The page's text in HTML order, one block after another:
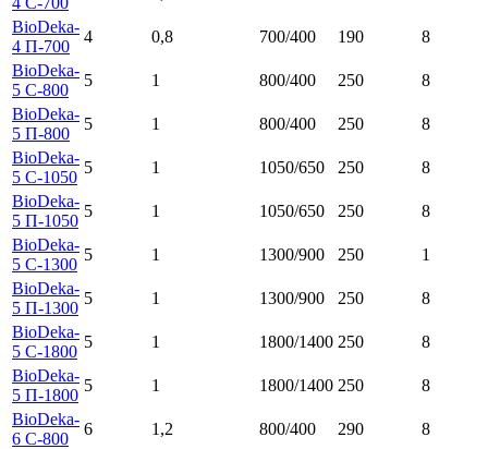
BioDeka-
4 П-700
4 0,8 700/400 190
8
BioDeka-
5 C-800
5 1 800/400 250
8
BioDeka-
5 П-800
5 1 800/400 250
8
BioDeka-
5 C-1050
5 1 1050/650 250
8
BioDeka-
5 П-1050
5 1 1050/650 250
8
BioDeka-
5 C-1300
5 1 1300/900 250
1
BioDeka-
5 П-1300
5 1 1300/900 250
8
BioDeka-
5 C-1800
5 1 1800/1400 250
8
BioDeka-
5 П-1800
5 1 1800/1400 250
8
BioDeka-
6 С-800
6 1,2 800/400 290
8